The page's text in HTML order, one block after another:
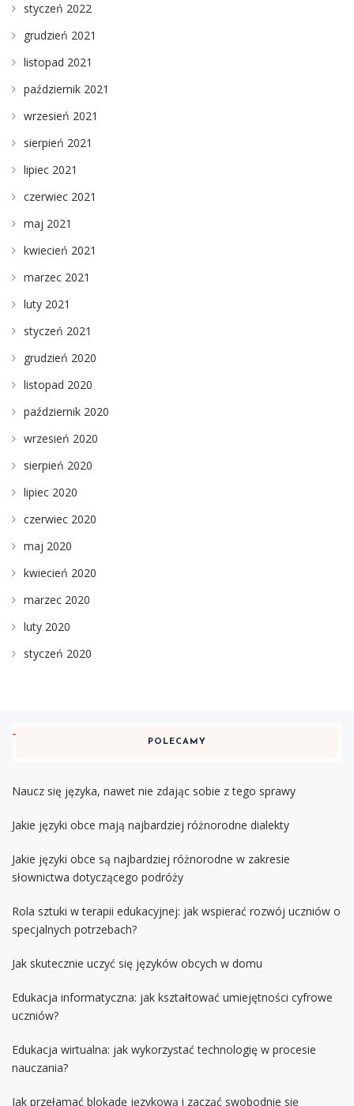
styczeń 2022
grudzień 2021
listopad 2021
październik 2021
wrzesień 2021
sierpień 2021
lipiec 2021
czerwiec 2021
maj 2021
kwiecień 2021
marzec 2021
luty 2021
styczeń 2021
grudzień 2020
listopad 2020
październik 2020
wrzesień 2020
sierpień 2020
lipiec 2020
czerwiec 2020
maj 2020
kwiecień 2020
marzec 2020
luty 2020
styczeń 2020
POLECAMY
Naucz się języka, nawet nie zdając sobie z tego sprawy
Jakie języki obce mają najbardziej różnorodne dialekty
Jakie języki obce są najbardziej różnorodne w zakresie
słownictwa dotyczącego podróży
Rola sztuki w terapii edukacyjnej: jak wspierać rozwój uczniów o
specjalnych potrzebach?
Jak skutecznie uczyć się języków obcych w domu
Edukacja informatyczna: jak kształtować umiejętności cyfrowe
uczniów?
Edukacja wirtualna: jak wykorzystać technologię w procesie
nauczania?
Jak przełamać blokadę językową i zacząć swobodnie się